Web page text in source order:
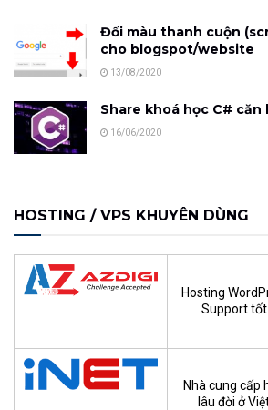
Đổi màu thanh cuộn
cho blogspot/website
13/08/2020
Share khoá học C# căn
16/06/2020
HOSTING / VPS KHUYÊN DÙNG
Hosting
Support tốt
Nhà cung cấp
lâu đời ở